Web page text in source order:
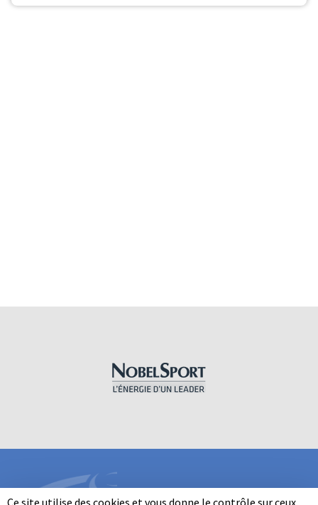
Ce site utilise des cookies et vous donne le contrôle sur ceux